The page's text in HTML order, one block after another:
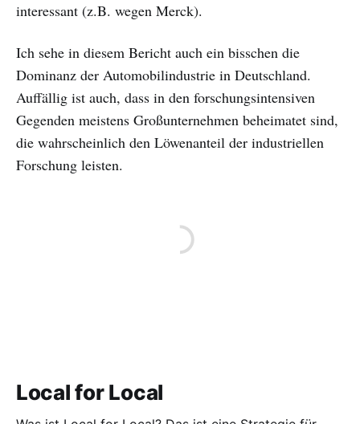
interessant (z.B. wegen Merck).
Ich sehe in diesem Bericht auch ein bisschen die
Dominanz der Automobilindustrie in Deutschland.
Auffällig ist auch, dass in den forschungsintensiven
Gegenden meistens Großunternehmen beheimatet sind,
die wahrscheinlich den Löwenanteil der industriellen
Forschung leisten.
Local for Local